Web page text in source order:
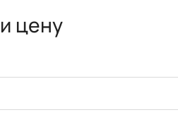
цену